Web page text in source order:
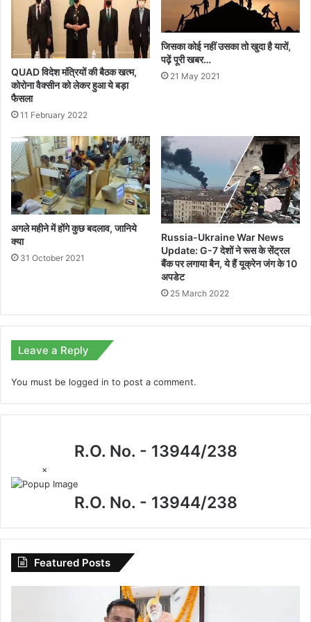
QUAD विदेश मंत्रियों की बैठक खत्म,
कोरोना वैक्सीन को लेकर हुआ ये बड़ा
फैसला
11 February 2022
जिसका कोई नहीं उसका तो खुदा है यारों,
पढ़ें पूरी खबर…
21 May 2021
अगले महीने में होंगे कुछ बदलाव, जानिये
क्‍या
31 October 2021
Russia-Ukraine War News
Update: G-7 देशों ने रूस के सेंट्रल
बैंक पर लगाया बैन, ये हैं यूक्रेन जंग के 10
अपडेट
25 March 2022
Leave a Reply
You must be logged in to post a comment.
R.O. No. - 13944/238
×
R.O. No. - 13944/238
Featured Posts